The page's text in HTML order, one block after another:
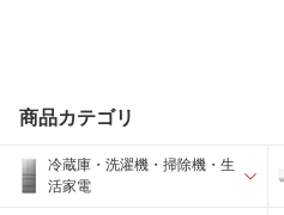
商品カテゴリ
冷蔵庫・洗濯機・掃除機・生
活家電